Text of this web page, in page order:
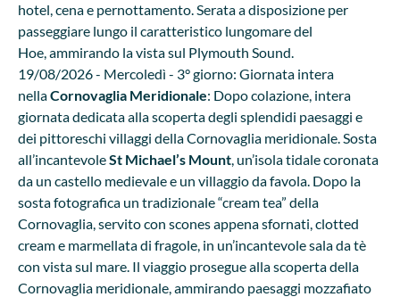
hotel, cena e pernottamento. Serata a disposizione per
passeggiare lungo il caratteristico lungomare del
Hoe, ammirando la vista sul Plymouth Sound.
19/08/2026 - Mercoledì - 3° giorno: Giornata intera
nellaCornovaglia Meridionale: Dopo colazione, intera
giornata dedicata alla scoperta degli splendidi paesaggi e
dei pittoreschi villaggi della Cornovaglia meridionale. Sosta
all’incantevoleSt Michael’s Mount, un’isola tidale coronata
da un castello medievale e un villaggio da favola. Dopo la
sosta fotografica un tradizionale “cream tea” della
Cornovaglia, servito con scones appena sfornati, clotted
cream e marmellata di fragole, in un’incantevole sala da tè
con vista sul mare. Il viaggio prosegue alla scoperta della
Cornovaglia meridionale, ammirando paesaggi mozzafiato